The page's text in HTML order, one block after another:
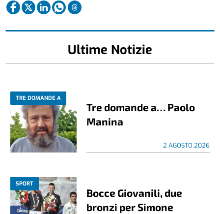
Ultime Notizie
TRE DOMANDE A
Tre domande a… Paolo
Manina
2 AGOSTO 2026
SPORT
Bocce Giovanili, due
bronzi per Simone